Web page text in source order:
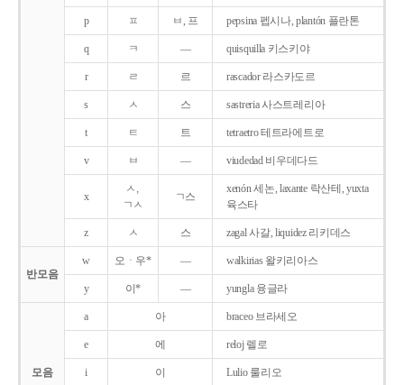
p ㅍ ㅂ, 프 pepsina 펩시나, plantón 플란톤
q ㅋ ― quisquilla 키스키야
r ㄹ 르 rascador 라스카도르
s ㅅ 스 sastreria 사스트레리아
t ㅌ 트 tetraetro 테트라에트로
v ㅂ ― viudedad 비우데다드
x
ㅅ,
ㄱㅅ
ㄱ스
xenón 세논, laxante 락산테, yuxta
육스타
z ㅅ 스 zagal 사갈, liquidez 리키데스
반모음
w 오ㆍ우* ― walkirias 왈키리아스
y 이* ― yungla 융글라
모음
a 아 braceo 브라세오
e 에 reloj 렐로
i 이 Lulio 룰리오